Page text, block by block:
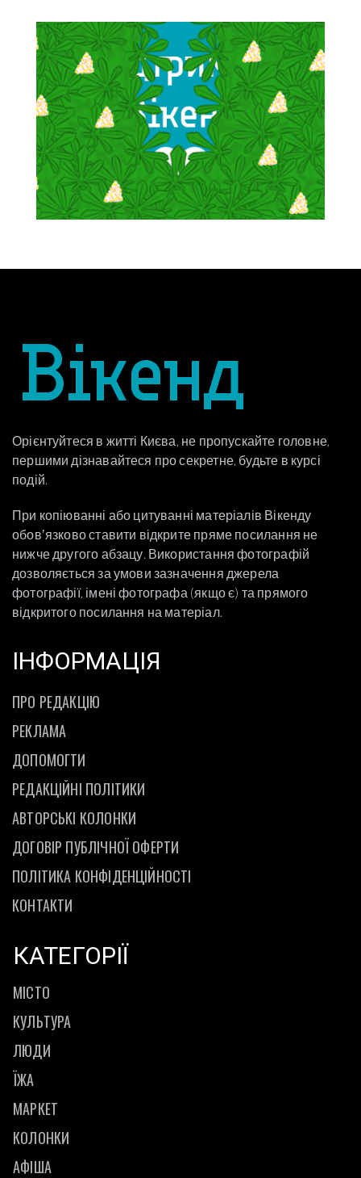
Орієнтуйтеся в житті Києва, не пропускайте головне,
першими дізнавайтеся про секретне, будьте в курсі
подій.
При копіюванні або цитуванні матеріалів Вікенду
обовʼязково ставити відкрите пряме посилання не
нижче другого абзацу. Використання фотографій
дозволяється за умови зазначення джерела
фотографії, імені фотографа (якщо є) та прямого
відкритого посилання на матеріал.
ІНФОРМАЦІЯ
ПРО РЕДАКЦІЮ
РЕКЛАМА
ДОПОМОГТИ
РЕДАКЦІЙНІ ПОЛІТИКИ
АВТОРСЬКІ КОЛОНКИ
ДОГОВІР ПУБЛІЧНОЇ ОФЕРТИ
ПОЛІТИКА КОНФІДЕНЦІЙНОСТІ
КОНТАКТИ
КАТЕГОРІЇ
МІСТО
КУЛЬТУРА
ЛЮДИ
ЇЖА
МАРКЕТ
КОЛОНКИ
АФІША